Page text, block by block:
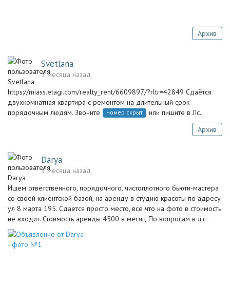
Архив
Svetlana
3 месяца назад
https://miass.etagi.com/realty_rent/6609897/?rltr=42849 Сдаётся
двухкомнатная квартира с ремонтом на длительный срок
порядочным людям. Звоните
номер скрыт
или пишите в Лс.
Архив
Darya
3 месяца назад
Ищем ответственного, порядочного, чистоплотного бьюти-мастера
со своей клиентской базой, на аренду в студию красоты по адресу
ул 8 марта 195. Сдается просто место, все что на фото в стоимость
не входит. Стоимость аренды 4500 в месяц По вопросам в л.с